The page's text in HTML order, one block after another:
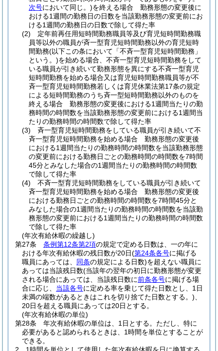
次号において同じ。)を終える場合 勤務形態の変更後に
おける1週間の勤務日の日数を当該勤務形態の変更前にお
ける1週間の勤務日の日数で除して得た率
(2)
定年前再任用短時間勤務職員等及び育児短時間勤務職
員等以外の職員が斉一型育児短時間勤務以外の育児短時
間勤務(以下この条において「不斉一型育児短時間勤務」
という。)を始める場合、不斉一型育児短時間勤務をして
いる職員が引き続いて勤務形態を異にする不斉一型育児
短時間勤務を始める場合又は育児短時間勤務職員等が不
斉一型育児短時間勤務若しくは育児休業法第17条の規定
による短時間勤務のうち斉一型短時間勤務以外のものを
終える場合 勤務形態の変更後における1週間当たりの勤
務時間の時間数を当該勤務形態の変更前における1週間当
たりの勤務時間の時間数で除して得た率
(3)
斉一型育児短時間勤務をしている職員が引き続いて不
斉一型育児短時間勤務を始める場合 勤務形態の変更後
における1週間当たりの勤務時間の時間数を当該勤務形態
の変更前における勤務日ごとの勤務時間の時間数を7時間
45分とみなした場合の1週間当たりの勤務時間の時間数
で除して得た率
(4)
不斉一型育児短時間勤務をしている職員が引き続いて
斉一型育児短時間勤務を始める場合 勤務形態の変更後
における勤務日ごとの勤務時間の時間数を7時間45分と
みなした場合の1週間当たりの勤務時間の時間数を当該勤
務形態の変更前における1週間当たりの勤務時間の時間数
で除して得た率
(年次有給休暇の繰越し)
第27条
条例第12条第2項の規定で定める日数は、一の年に
おける年次有給休暇の残日数が20日(第24条各号に掲げる
職員にあっては、 同条の規定による日数)を超えない職員に
あっては当該残日数(当該年の翌年の初日に勤務形態が変更
される場合にあっては、当該残日数に前条各号に掲げる場
合に応じ、 当該各号に定める率を乗じて得た日数とし、1日
未満の端数があるときはこれを切り捨てた日数とする。)
20日を超える職員にあっては20日とする。
(年次有給休暇の単位)
第28条
年次有給休暇の単位は、1日とする。 ただし、特に
必要があると認められるときは、1時間を単位とすることが
できる。